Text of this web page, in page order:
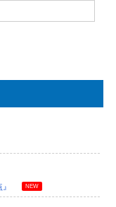
NEW